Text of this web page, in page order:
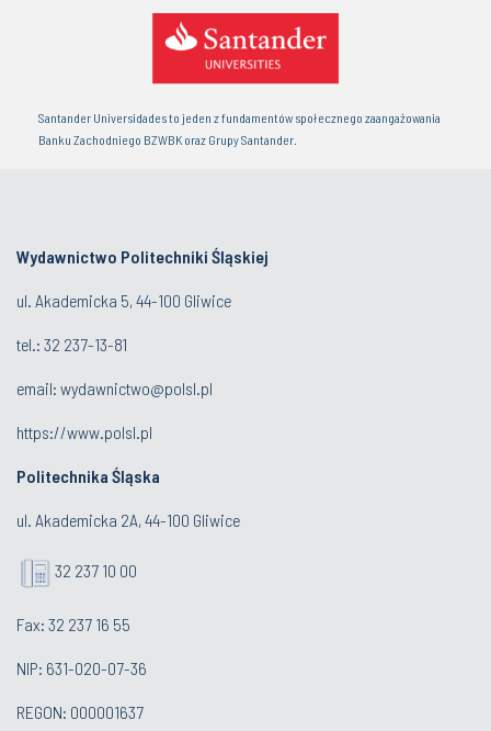
Santander Universidades to jeden z fundamentów społecznego zaangażowania
Banku Zachodniego BZWBK oraz Grupy Santander.
Wydawnictwo Politechniki Śląskiej
ul. Akademicka 5, 44-100 Gliwice
tel.: 32 237-13-81
email: wydawnictwo@polsl.pl
https://www.polsl.pl
Politechnika Śląska
ul. Akademicka 2A, 44-100 Gliwice
32 237 10 00
Fax: 32 237 16 55
NIP: 631-020-07-36
REGON: 000001637